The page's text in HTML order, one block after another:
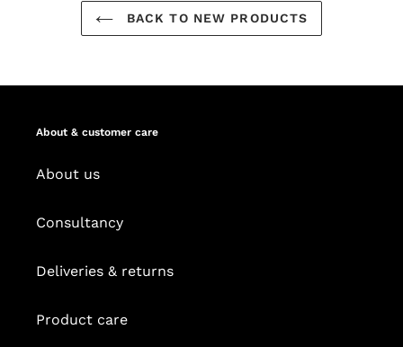
BACK TO NEW PRODUCTS
About & customer care
About us
Consultancy
Deliveries & returns
Product care